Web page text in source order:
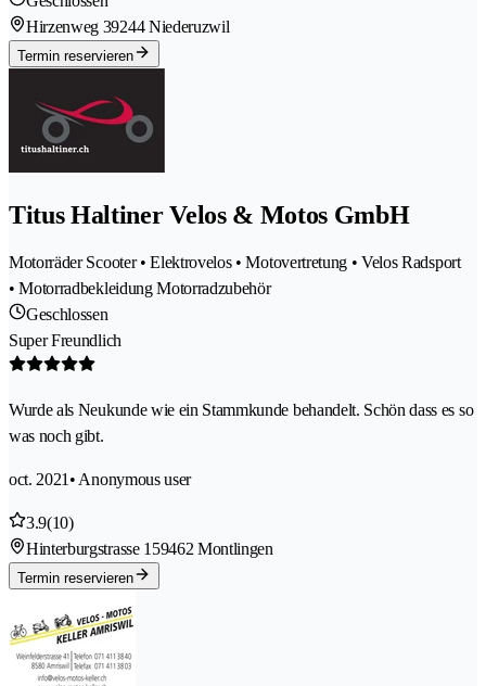
Hirzenweg 39244 Niederuzwil
Termin reservieren
Titus Haltiner Velos & Motos GmbH
Motorräder Scooter • Elektrovelos • Motovertretung • Velos Radsport
• Motorradbekleidung Motorradzubehör
Geschlossen
Super Freundlich
Wurde als Neukunde wie ein Stammkunde behandelt. Schön dass es so
was noch gibt.
oct. 2021 • Anonymous user
3.9(10)
Hinterburgstrasse 159462 Montlingen
Termin reservieren